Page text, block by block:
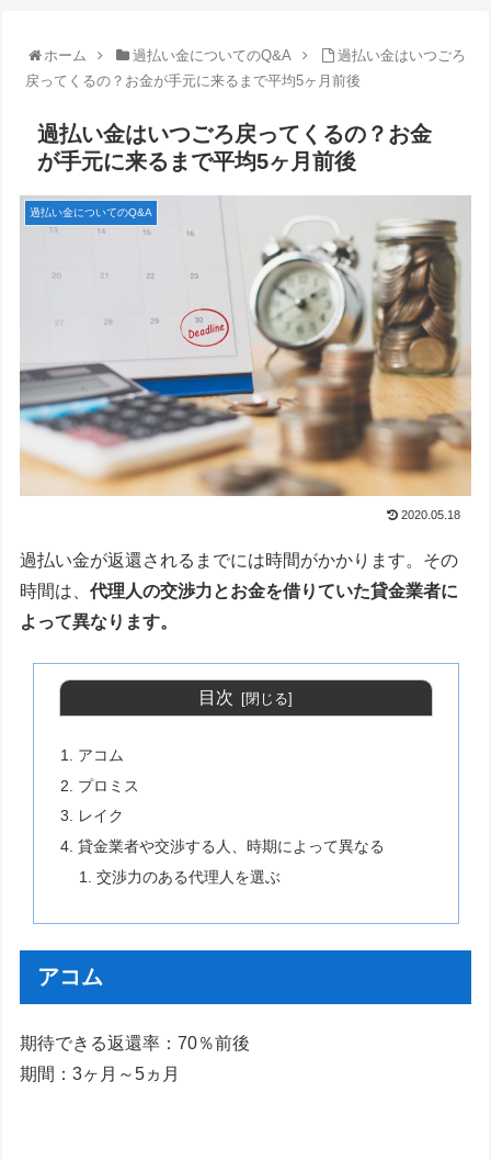
ホーム 過払い金についてのQ&A
過払い金はいつごろ
戻ってくるの？お金が手元に来るまで平均5ヶ月前後
過払い金はいつごろ戻ってくるの？お金
が手元に来るまで平均5ヶ月前後
過払い金についてのQ&A
2020.05.18
過払い金が返還されるまでには時間がかかります。その
時間は、代理人の交渉力とお金を借りていた貸金業者に
よって異なります。
目次
アコム
プロミス
レイク
貸金業者や交渉する人、時期によって異なる
交渉力のある代理人を選ぶ
アコム
期待できる返還率：70％前後
期間：3ヶ月～5ヵ月